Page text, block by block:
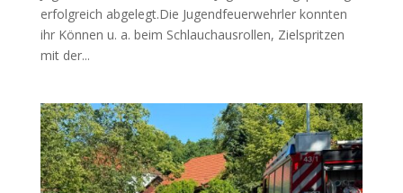
erfolgreich abgelegt.Die Jugendfeuerwehrler konnten
ihr Können u. a. beim Schlauchausrollen, Zielspritzen
mit der...